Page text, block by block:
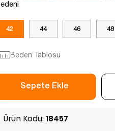
42 44 46 48
Beden Tablosu
Ürün Kodu: 18457